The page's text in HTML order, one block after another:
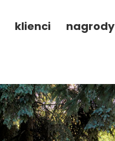
klienci nagrody